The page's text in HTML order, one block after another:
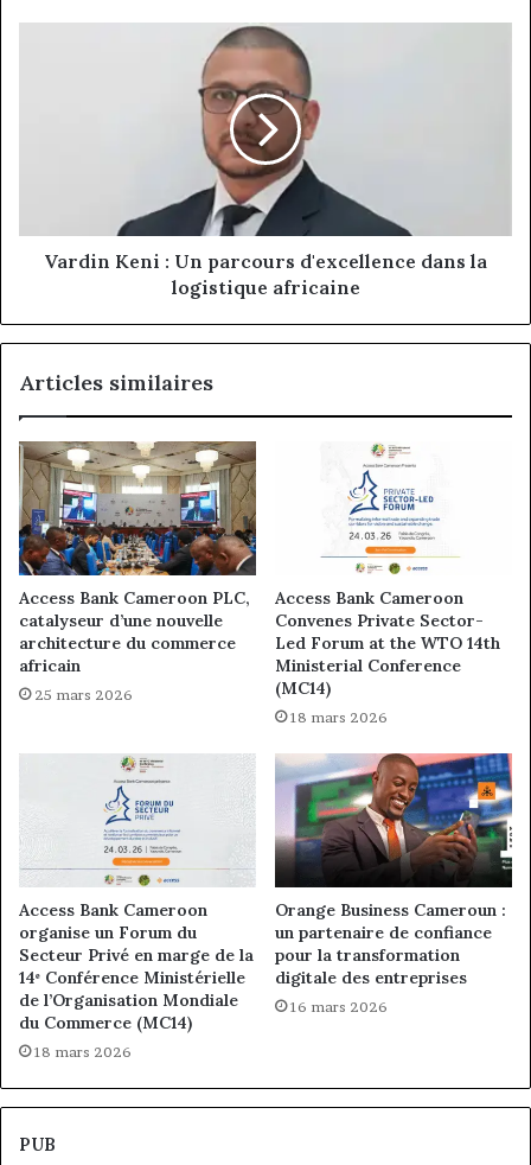
logistique
africaine
Vardin Keni : Un parcours d'excellence dans la
logistique africaine
Articles similaires
Access Bank Cameroon PLC,
catalyseur d’une nouvelle
architecture du commerce
africain
25 mars 2026
Access Bank Cameroon
Convenes Private Sector-
Led Forum at the WTO 14th
Ministerial Conference
(MC14)
18 mars 2026
Access Bank Cameroon
organise un Forum du
Secteur Privé en marge de la
14ᵉ Conférence Ministérielle
de l’Organisation Mondiale
du Commerce (MC14)
18 mars 2026
Orange Business Cameroun :
un partenaire de confiance
pour la transformation
digitale des entreprises
16 mars 2026
PUB